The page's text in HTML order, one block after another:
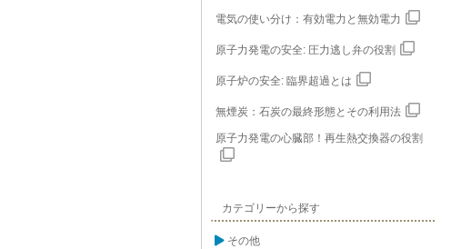
電気の使い分け：有効電力と無効電力
原子力発電の安全: 圧力逃し弁の役割
原子炉の安全: 臨界超過とは
無煙炭：石炭の最終形態とその利用法
原子力発電の心臓部！再生熱交換器の役割
カテゴリーから探す
その他